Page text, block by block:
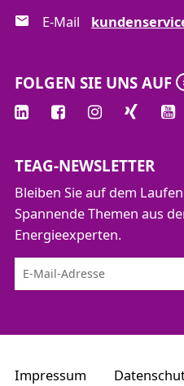
E-Mail
FOLGEN SIE UNS AUF
TEAG-NEWSLETTER
Bleiben Sie auf dem
Spannende Themen aus
Energieexperten.
Impressum